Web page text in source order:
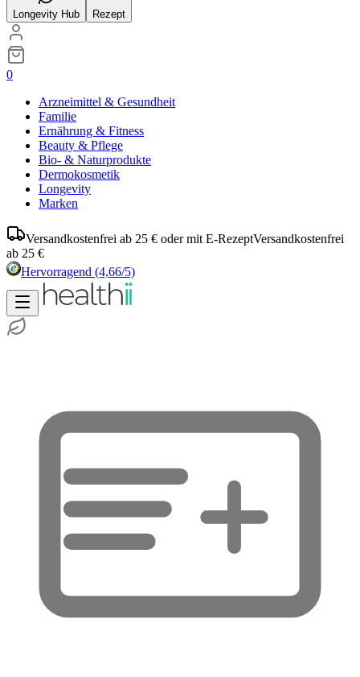
Longevity Hub Rezept
0
Arzneimittel & Gesundheit
Familie
Ernährung & Fitness
Beauty & Pflege
Bio- & Naturprodukte
Dermokosmetik
Longevity
Marken
Versandkostenfrei ab 25 € oder mit E-RezeptVersandkostenfrei
ab 25 €
Hervorragend (4,66/5)